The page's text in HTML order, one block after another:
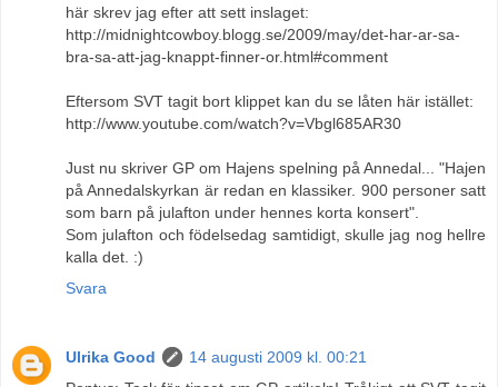
här skrev jag efter att sett inslaget:
http://midnightcowboy.blogg.se/2009/may/det-har-ar-sa-
bra-sa-att-jag-knappt-finner-or.html#comment
Eftersom SVT tagit bort klippet kan du se låten här istället:
http://www.youtube.com/watch?v=Vbgl685AR30
Just nu skriver GP om Hajens spelning på Annedal... "Hajen
på Annedalskyrkan är redan en klassiker. 900 personer satt
som barn på julafton under hennes korta konsert".
Som julafton och födelsedag samtidigt, skulle jag nog hellre
kalla det. :)
Svara
Ulrika Good
14 augusti 2009 kl. 00:21